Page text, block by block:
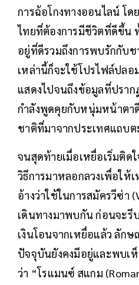
การฉ้อโกงทางออนไลน์ โ
ไทยที่ต้องการมีชีวิตที่ดีขึ้น
อยู่ที่ดีรวมถึงการพบรักกับช
เหล่านี้ก็จะใช้โปรไฟล์ปลอ
แสดงไปจนถึงข้อมูลที่ปราก
กำลังพูดคุยกับหนุ่มหน้าตา
ชาติที่มาจากประเทศแถบ
จนสุดท้ายเมื่อเหยื่อเริ่มติด
วิธีการมาหลอกลวงเพื่อให้
อ้างว่าใช้ในการสมัครวีซ่า
เดินทางมาพบกัน ก่อนจะ
เงินโอนจากเหยื่อแล้ว ลัก
ปัจจุบันยังคงมีอยู่และพบเ
ว่า “โรแมนซ์ สแกม